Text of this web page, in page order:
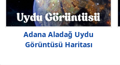
Adana Aladağ Uydu
Görüntüsü Haritası